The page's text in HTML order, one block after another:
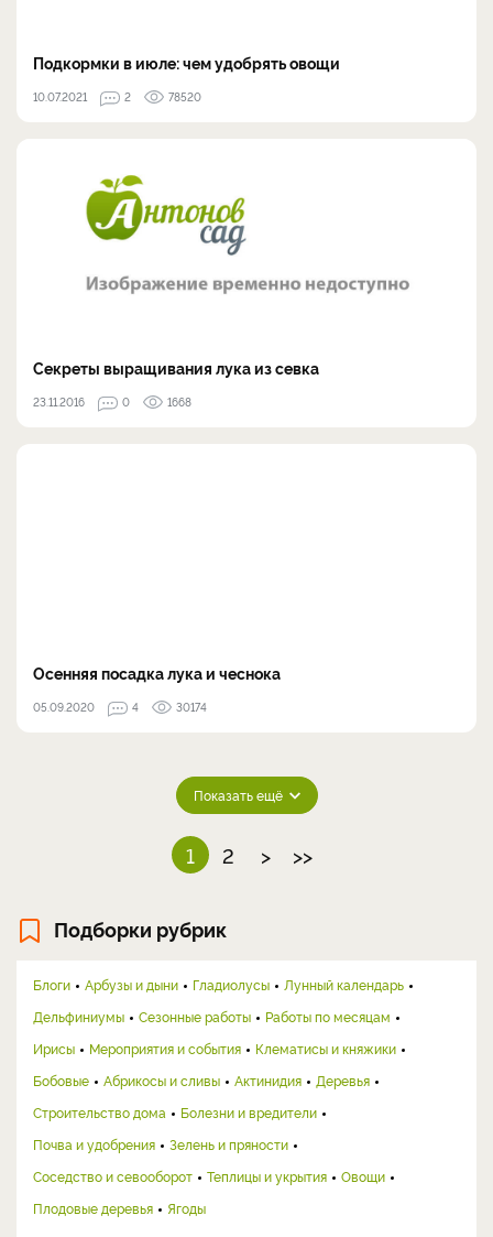
Подкормки в июле: чем удобрять овощи
10.07.2021 2 78520
Секреты выращивания лука из севка
23.11.2016 0 1668
Осенняя посадка лука и чеснока
05.09.2020 4 30174
Показать ещё
1 2 > >>
Подборки рубрик
Блоги Арбузы и дыни Гладиолусы
Лунный календарь
Дельфиниумы
Сезонные работы
Работы по месяцам
Ирисы
Мероприятия и события
Клематисы и княжики
Бобовые
Абрикосы и сливы Актинидия
Деревья
Строительство дома
Болезни и вредители
Почва и удобрения
Зелень и пряности
Соседство и севооборот
Теплицы и укрытия
Овощи
Плодовые деревья
Ягоды